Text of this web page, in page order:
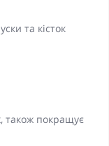
та кісток
також покращує